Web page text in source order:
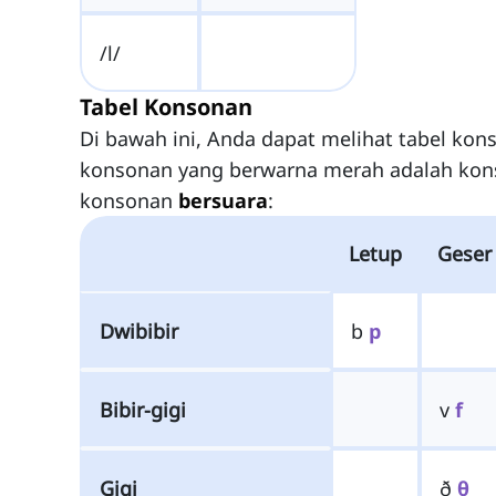
/l/
Tabel Konsonan
Di bawah ini, Anda dapat melihat tabel
konsonan yang berwarna merah adalah
konsonan bersuara:
Letup
Geser
Dwibibir b p
Bibir-gigi v f
Gigi ð θ